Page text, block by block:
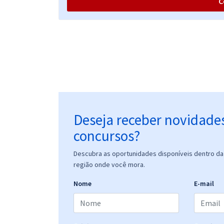
Básicos (Comuns a Todos os Cargos - Exceto
TSE + TREs (Concurso Unificado) - Cargo 2: Analista
Judiciário - Área: Administrativa - Especialidade:
Contabilidade
TSE + TREs (Concurso Unificado) - Cargo 20: Técnico
Judiciário - Área Administrativa - Agente de Polícia
Judicial (Teoria + Treinamento Intensivo +
Deseja receber
concursos?
Descubra as oportunidades disponíveis dentro
região onde você mora.
Nome E-mail